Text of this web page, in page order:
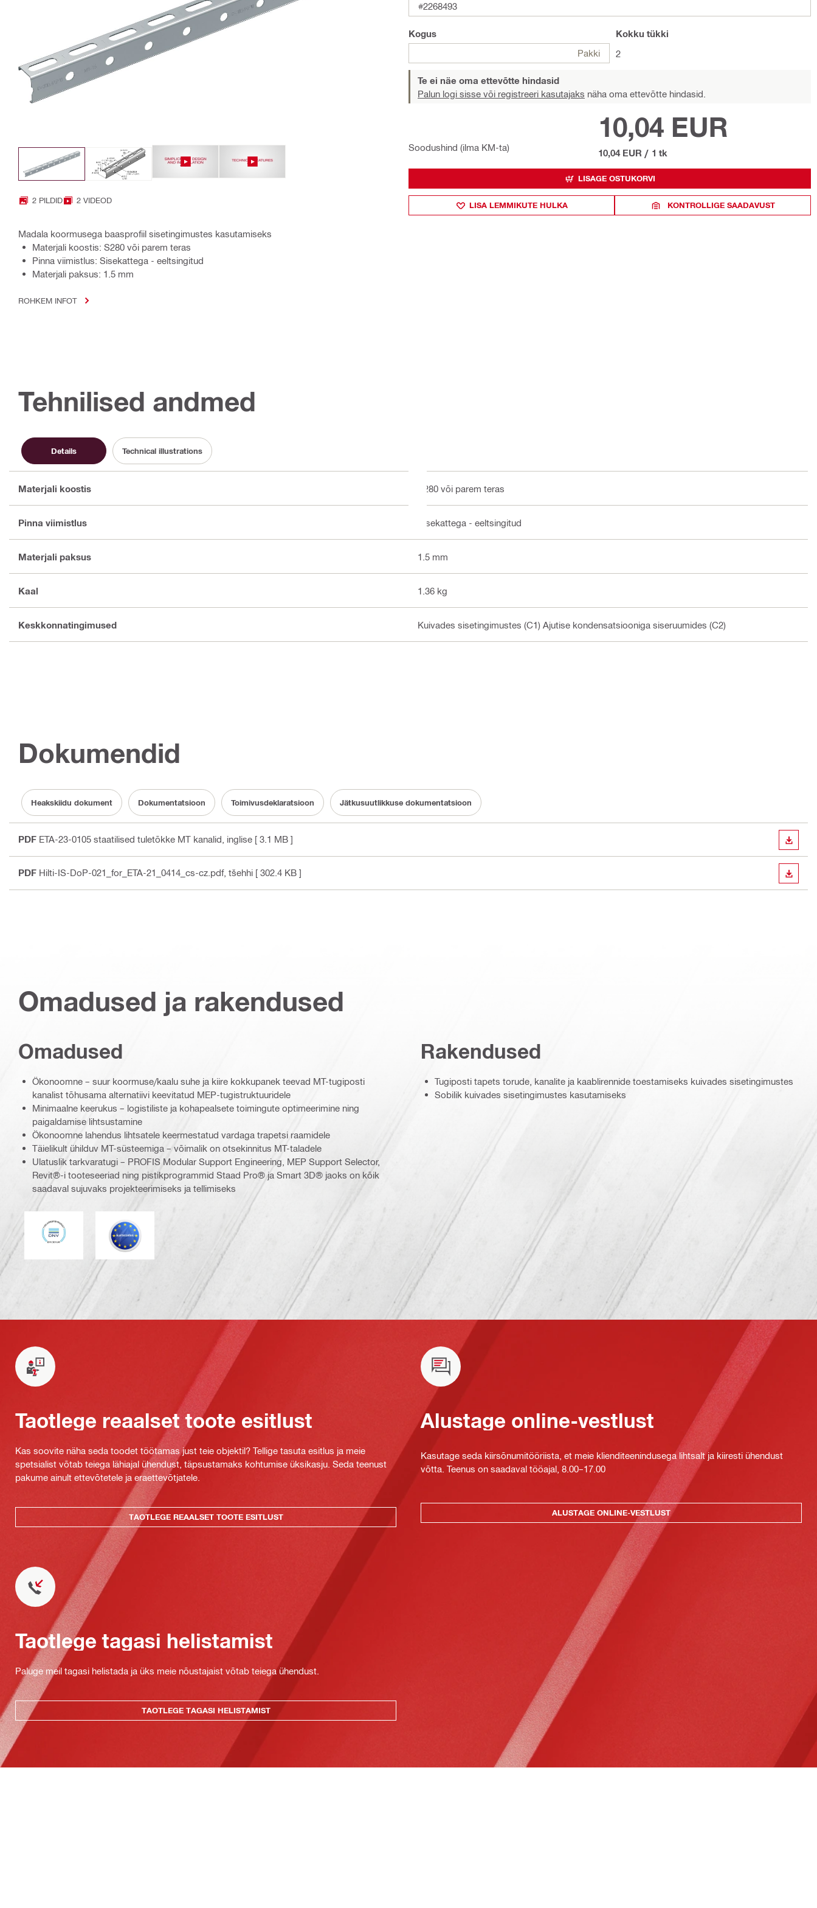
2 PILDID 2 VIDEOD
Madala koormusega baasprofiil sisetingimustes kasutamiseks
Materjali koostis: S280 või parem teras
Pinna viimistlus: Sisekattega - eeltsingitud
Materjali paksus: 1.5 mm
ROHKEM INFOT
#2268493
Kogus
Pakki
Kokku tükki
2
Te ei näe oma ettevõtte hindasid
Palun logi sisse või registreeri kasutajaks näha oma ettevõtte hindasid.
Soodushind (ilma KM-ta)
10,04 EUR
10,04 EUR / 1 tk
LISAGE OSTUKORVI
LISA LEMMIKUTE HULKA KONTROLLIGE SAADAVUST
Tehnilised andmed
Details Technical illustrations
Materjali koostis S280 või parem teras
Pinna viimistlus Sisekattega - eeltsingitud
Materjali paksus 1.5 mm
Kaal 1.36 kg
Keskkonnatingimused Kuivades sisetingimustes (C1) Ajutise kondensatsiooniga siseruumides (C2)
Dokumendid
Heakskiidu dokument Dokumentatsioon Toimivusdeklaratsioon Jätkusuutlikkuse dokumentatsioon
PDF ETA-23-0105 staatilised tuletõkke MT kanalid , inglise [ 3.1 MB ]
PDF Hilti-IS-DoP-021_for_ETA-21_0414_cs-cz.pdf, tšehhi [ 302.4 KB ]
Omadused ja rakendused
Omadused
Ökonoomne – suur koormuse/kaalu suhe ja kiire kokkupanek teevad MT-tugiposti
kanalist tõhusama alternatiivi keevitatud MEP-tugistruktuuridele
Minimaalne keerukus – logistiliste ja kohapealsete toimingute optimeerimine ning
paigaldamise lihtsustamine
Ökonoomne lahendus lihtsatele keermestatud vardaga trapetsi raamidele
Täielikult ühilduv MT-süsteemiga – võimalik on otsekinnitus MT-taladele
Ulatuslik tarkvaratugi – PROFIS Modular Support Engineering, MEP Support Selector,
Revit®-i tooteseeriad ning pistikprogrammid Staad Pro® ja Smart 3D® jaoks on kõik
saadaval sujuvaks projekteerimiseks ja tellimiseks
DNV Eurocode
Rakendused
Tugiposti tapets torude, kanalite ja kaablirennide toestamiseks kuivades sisetingimustes
Sobilik kuivades sisetingimustes kasutamiseks
Taotlege reaalset toote esitlust
Kas soovite näha seda toodet töötamas just teie objektil? Tellige tasuta esitlus ja meie
spetsialist võtab teiega lähiajal ühendust, täpsustamaks kohtumise üksikasju. Seda teenust
pakume ainult ettevõtetele ja eraettevõtjatele.
TAOTLEGE REAALSET TOOTE ESITLUST
Alustage online-vestlust
Kasutage seda kiirsõnumitööriista, et meie klienditeenindusega lihtsalt ja kiiresti ühendust
võtta. Teenus on saadaval tööajal, 8.00–17.00
ALUSTAGE ONLINE-VESTLUST
Taotlege tagasi helistamist
Paluge meil tagasi helistada ja üks meie nõustajaist võtab teiega ühendust.
TAOTLEGE TAGASI HELISTAMIST